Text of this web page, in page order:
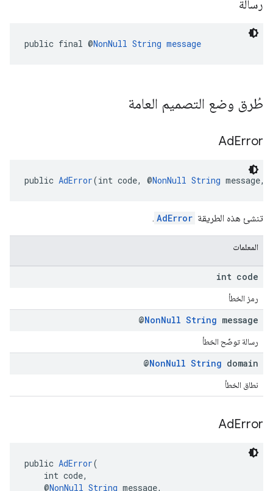
رسالة
public final @NonNull String message
طُرق وضع التصميم العامة
AdError
public AdError(int code, @NonNull String message,
تنشئ هذه الطريقة AdError
.
المعلمات
int code
رمز الخطأ
@NonNull String message
رسالة توضّح الخطأ
@NonNull String domain
نطاق الخطأ
AdError
public AdError(
int code,
@NonNull String message,